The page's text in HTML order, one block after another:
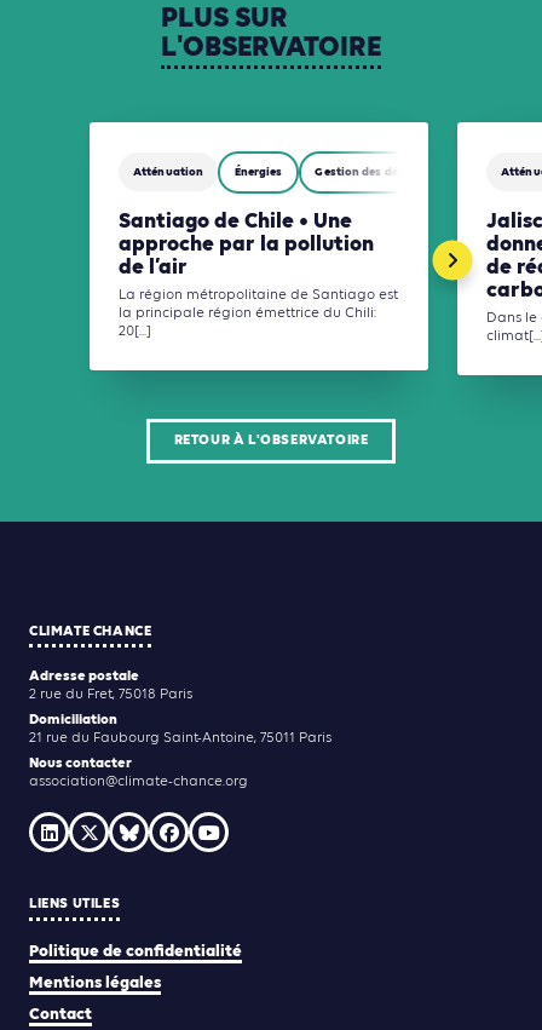
PLUSSUR
L'OBSERVATOIRE
Atténuation Énergies Gestion des déchets Mobilités
Santiago de Chile • Une
approche par la pollution
de l’air
La région métropolitaine de Santiago est
la principale région émettrice du Chili:
20[...]
de
Dans
RETOUR À L'OBSERVATOIRE
CLIMATE CHANCE
Adresse postale
2 rue du Fret, 75018 Paris
Domiciliation
21 rue du Faubourg Saint-Antoine, 75011 Paris
Nous contacter
association@climate-chance.org
LIENS UTILES
Politique de confidentialité
Mentions légales
Contact